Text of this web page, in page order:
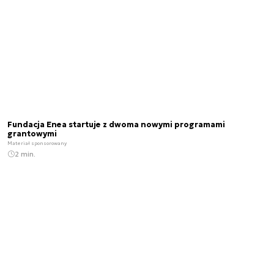
Fundacja Enea startuje z dwoma nowymi programami
grantowymi
Materiał sponsorowany
2 min.